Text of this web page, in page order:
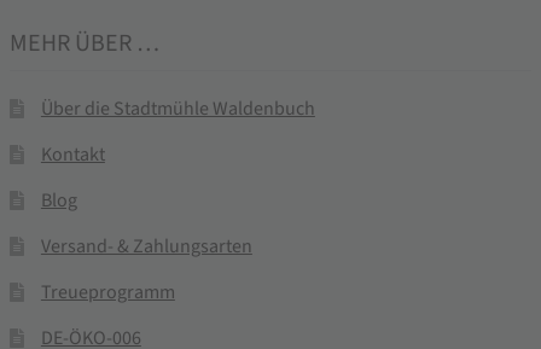
MEHR ÜBER …
Über die Stadtmühle Waldenbuch
Kontakt
Blog
Versand- & Zahlungsarten
Treueprogramm
DE-ÖKO-006